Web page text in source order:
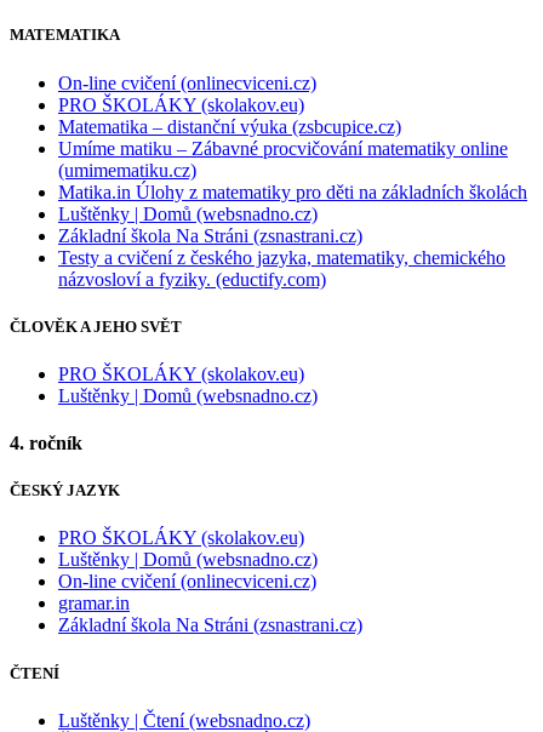
MATEMATIKA
On-line cvičení (onlinecviceni.cz)
PRO ŠKOLÁKY (skolakov.eu)
Matematika – distanční výuka (zsbcupice.cz)
Umíme matiku – Zábavné procvičování matematiky online
(umimematiku.cz)
Matika.in Úlohy z matematiky pro děti na základních školách
Luštěnky | Domů (websnadno.cz)
Základní škola Na Stráni (zsnastrani.cz)
Testy a cvičení z českého jazyka, matematiky, chemického
názvosloví a fyziky. (eductify.com)
ČLOVĚK A JEHO SVĚT
PRO ŠKOLÁKY (skolakov.eu)
Luštěnky | Domů (websnadno.cz)
4. ročník
ČESKÝ JAZYK
PRO ŠKOLÁKY (skolakov.eu)
Luštěnky | Domů (websnadno.cz)
On-line cvičení (onlinecviceni.cz)
gramar.in
Základní škola Na Stráni (zsnastrani.cz)
ČTENÍ
Luštěnky | Čtení (websnadno.cz)